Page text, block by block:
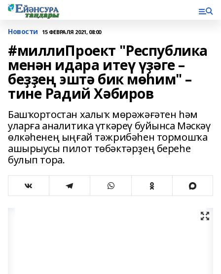
Новости 15 ФЕВРАЛЯ 2021, 08:00
#миллиПроект "Республика
менән идара итеү үҙәге –
беҙҙең эштә бик мөһим" –
тине Радий Хәбиров
Башҡортостан халыҡ мөрәжәғәтен һәм
уларға аналитика үткәреү буйынса Мәскәү
өлкәһенең ыңғай тәжрибәһен тормошҡа
ашырыусы пилот төбәктәрҙең береһе
булып тора.